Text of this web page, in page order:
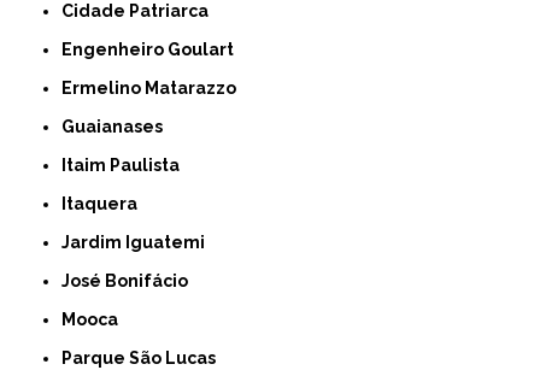
Cidade Patriarca
Engenheiro Goulart
Ermelino Matarazzo
Guaianases
Itaim Paulista
Itaquera
Jardim Iguatemi
José Bonifácio
Mooca
Parque São Lucas